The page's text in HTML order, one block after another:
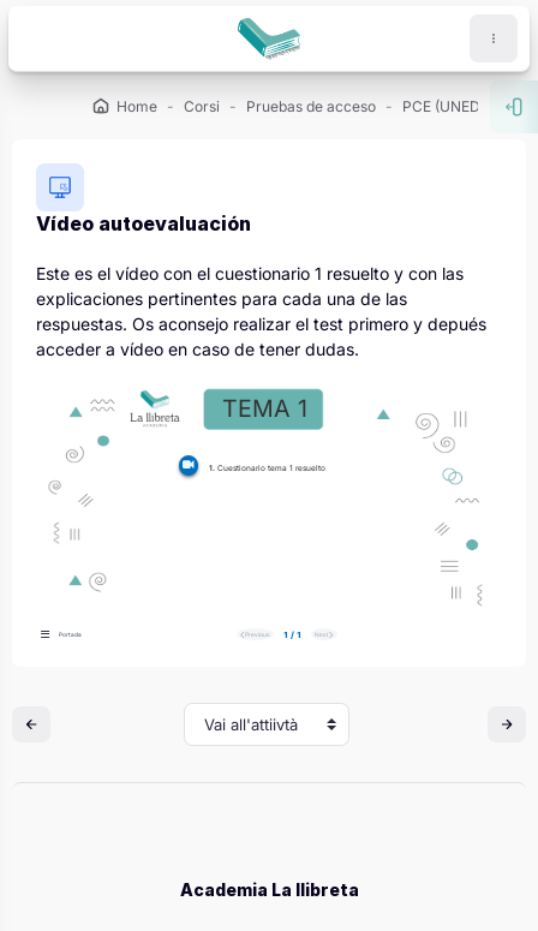
Home Corsi Pruebas de acceso PCE (UNED)
Vídeo autoevaluación
Aggregazione dei criteri
Este es el vídeo con el cuestionario 1 resuelto y con las
explicaciones pertinentes para cada una de las
respuestas. Os aconsejo realizar el test primero y depués
acceder a vídeo en caso de tener dudas.
Vai all'attiivtà
Academia La llibreta